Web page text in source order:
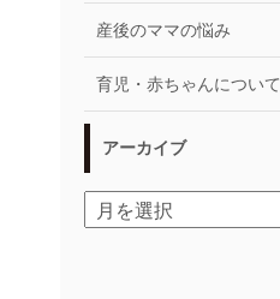
産後のママの悩み
育児・赤ちゃんについて
アーカイブ